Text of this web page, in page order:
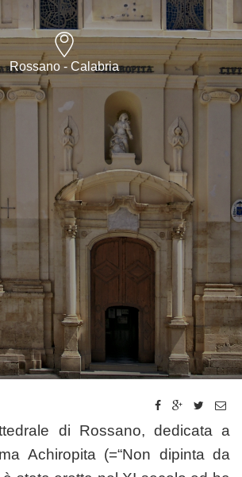
Rossano - Calabria
di Rossano, dedicata a
Achiropita (=“Non dipinta da